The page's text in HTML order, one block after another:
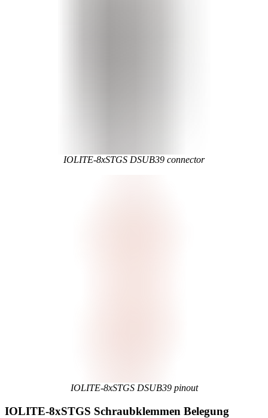
IOLITE-8xSTGS DSUB39 connector
IOLITE-8xSTGS DSUB39 pinout
IOLITE-8xSTGS Schraubklemmen Belegung